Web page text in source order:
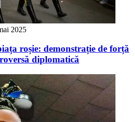
2025
roșie: demonstrație de forță
diplomatică